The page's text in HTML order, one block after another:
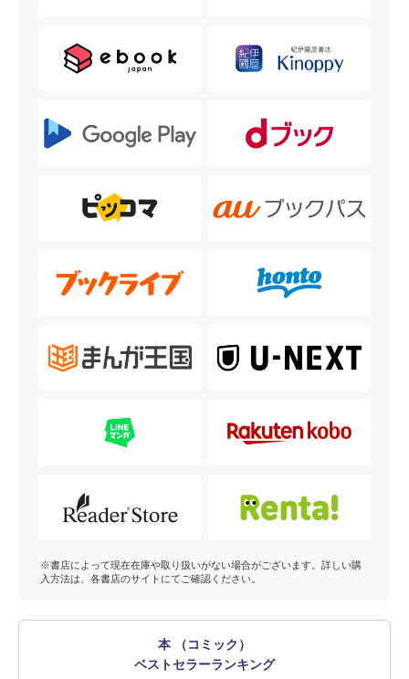
※書店によって現在在庫や取り扱いがない場合がございます。詳しい購
入方法は、各書店のサイトにてご確認ください。
本 （コミック）
ベストセラーランキング